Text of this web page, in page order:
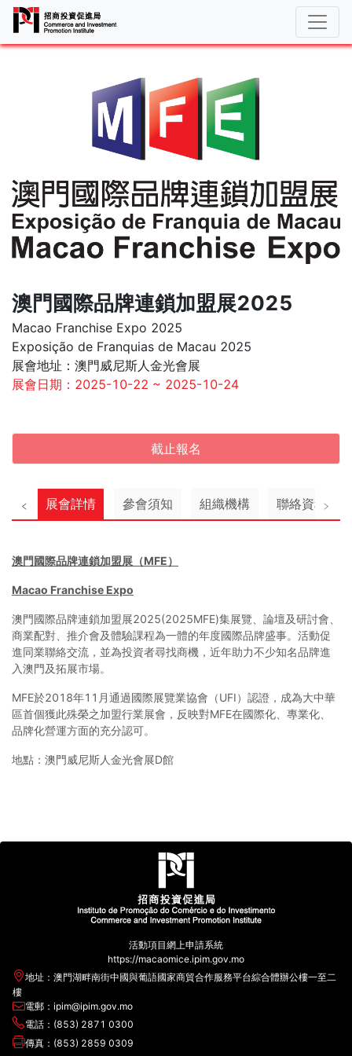
澳門國際品牌連鎖加盟展2025
Macao Franchise Expo 2025
Exposição de Franquias de Macau 2025
展會地址：澳門威尼斯人金光會展
展會日期：2025-10-22 ~ 2025-10-24
截止報名
展會詳情 參會須知 組織機構 聯絡資料
澳門國際品牌連鎖加盟展（MFE）
Macao Franchise Expo
澳門國際品牌連鎖加盟展2025(2025MFE)集展覽、論壇及研討會、
商業配對、推介會及體驗課程為一體的年度國際品牌盛事。活動促
進同業聯絡交流，並為投資者尋找商機，近年助力不少知名品牌進
入澳門及拓展市場。
MFE於2018年11月通過國際展覽業協會（UFI）認證，成為大中華
區首個獲此殊榮之加盟行業展會，反映對MFE在國際化、專業化、
品牌化營運方面的充分認可。
地點：澳門威尼斯人金光會展D館
活動項目網上申請系統
https://macaomice.ipim.gov.mo
地址：澳門湖畔南街中國與葡語國家商貿合作服務平台綜合體辦公樓一至二
樓
電郵：ipim@ipim.gov.mo
電話：(853) 2871 0300
傳真：(853) 2859 0309